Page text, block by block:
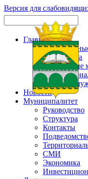
Версия для
Главная
Карта сайта
Актуальные
Военная
Новости
Муниципалитет
Руководство
Структура
Контакты
СМИ
Экономика